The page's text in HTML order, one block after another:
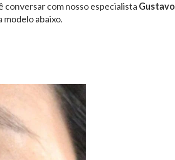
conversar com nosso especialista
modelo abaixo.